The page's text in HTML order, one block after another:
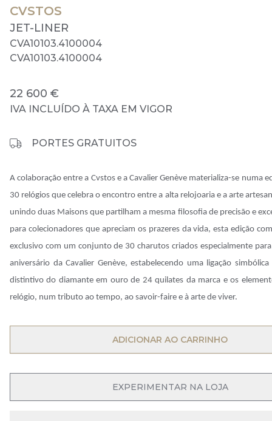
CVSTOS
JET-LINER
CVA10103.4100004
CVA10103.4100004
22 600 €
IVA INCLUÍDO À TAXA EM VIGOR
PORTES GRATUITOS
A colaboração entre a Cvstos e a Cavalier Genève materializa-se numa
30 relógios que celebra o encontro entre a alta relojoaria e a arte
unindo duas Maisons que partilham a mesma filosofia de precisão e
para colecionadores que apreciam os prazeres da vida, esta edição
exclusivo com um conjunto de 30 charutos criados especialmente
aniversário da Cavalier Genève, estabelecendo uma ligação
distintivo do diamante em ouro de 24 quilates da marca e os
relógio, num tributo ao tempo, ao savoir-faire e à arte de viver.
OPEN MENU
ADICIONAR AO CARRINHO
OPEN MENU
EXPERIMENTAR NA LOJA